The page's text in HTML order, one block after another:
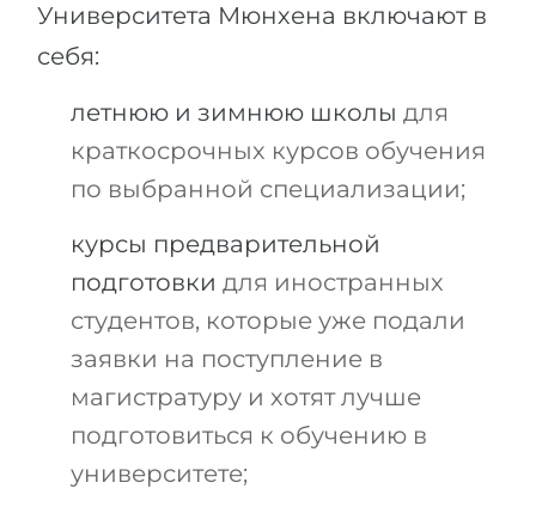
Университета Мюнхена включают в
себя:
летнюю и зимнюю школы для
краткосрочных курсов обучения
по выбранной специализации;
курсы предварительной
подготовки для иностранных
студентов, которые уже подали
заявки на поступление в
магистратуру и хотят лучше
подготовиться к обучению в
университете;